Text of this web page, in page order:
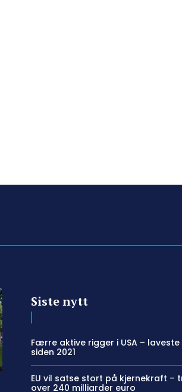
Siste nytt
Færre aktive rigger i USA – laveste
siden 2021
EU vil satse stort på kjernekraft –
over 240 milliarder euro